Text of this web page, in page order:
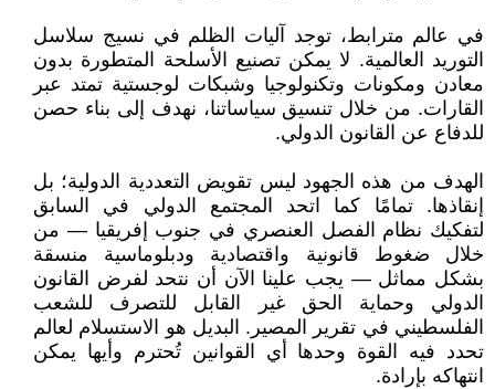
في عالم مترابط، توجد آليات الظلم في نسيج سلاسل
التوريد العالمية. لا يمكن تصنيع الأسلحة المتطورة بدون
معادن ومكونات وتكنولوجيا وشبكات لوجستية تمتد عبر
القارات. من خلال تنسيق سياساتنا، نهدف إلى بناء حصن
للدفاع عن القانون الدولي.
الهدف من هذه الجهود ليس تقويض التعددية الدولية؛ بل
إنقاذها. تمامًا كما اتحد المجتمع الدولي في السابق
لتفكيك نظام الفصل العنصري في جنوب إفريقيا — من
خلال ضغوط قانونية واقتصادية ودبلوماسية منسقة
بشكل مماثل — يجب علينا الآن أن نتحد لفرض القانون
الدولي وحماية الحق غير القابل للتصرف للشعب
الفلسطيني في تقرير المصير. البديل هو الاستسلام لعالم
تحدد فيه القوة وحدها أي القوانين تُحترم وأيها يمكن
انتهاكه بإرادة.